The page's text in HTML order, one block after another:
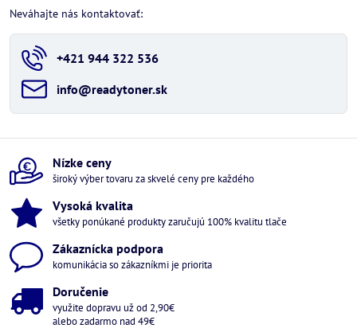
Neváhajte nás kontaktovať:
+421 944 322 536
info​@readytoner​.sk
Nízke ceny
široký výber tovaru za skvelé ceny pre každého
Vysoká kvalita
všetky ponúkané produkty zaručujú 100% kvalitu tlače
Zákaznícka podpora
komunikácia so zákazníkmi je priorita
Doručenie
využite dopravu už od 2,90€
alebo zadarmo nad 49€